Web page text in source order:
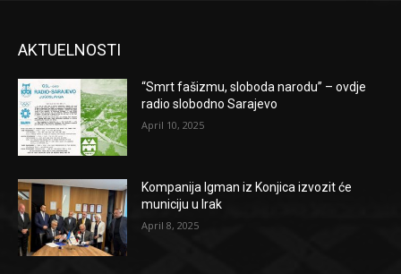
AKTUELNOSTI
“Smrt fašizmu, sloboda narodu” – ovdje
radio slobodno Sarajevo
April 10, 2025
Kompanija Igman iz Konjica izvozit će
municiju u Irak
April 8, 2025